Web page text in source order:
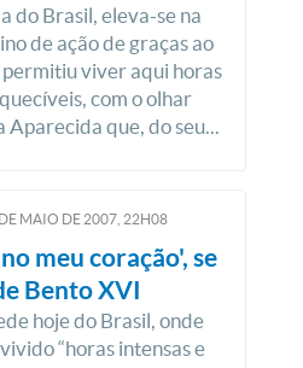
do Brasil, eleva-se na
de ação de graças ao
viver aqui horas
com o olhar
Aparecida que, do seu...
DE MAIO DE 2007, 22H08
meu coração', se
Bento XVI
hoje do Brasil, onde
“horas intensas e